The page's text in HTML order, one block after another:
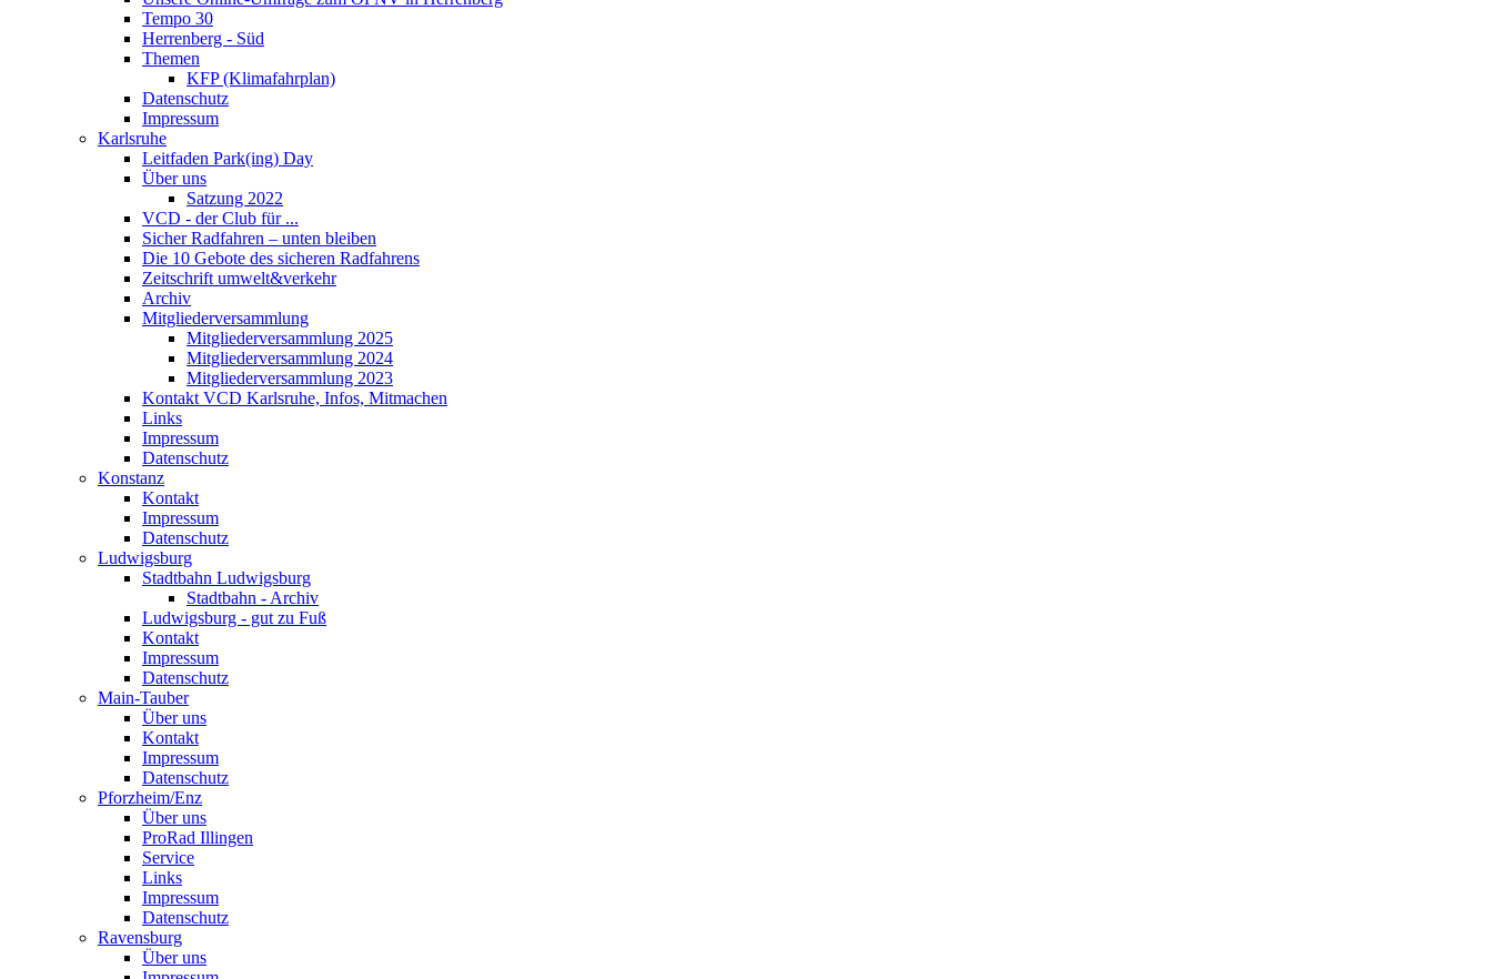
Tempo 30
Herrenberg - Süd
Themen
KFP (Klimafahrplan)
Datenschutz
Impressum
Karlsruhe
Leitfaden Park(ing) Day
Über uns
Satzung 2022
VCD - der Club für ...
Sicher Radfahren – unten bleiben
Die 10 Gebote des sicheren Radfahrens
Zeitschrift umwelt&verkehr
Archiv
Mitgliederversammlung
Mitgliederversammlung 2025
Mitgliederversammlung 2024
Mitgliederversammlung 2023
Kontakt VCD Karlsruhe, Infos, Mitmachen
Links
Impressum
Datenschutz
Konstanz
Kontakt
Impressum
Datenschutz
Ludwigsburg
Stadtbahn Ludwigsburg
Stadtbahn - Archiv
Ludwigsburg - gut zu Fuß
Kontakt
Impressum
Datenschutz
Main-Tauber
Über uns
Kontakt
Impressum
Datenschutz
Pforzheim/Enz
Über uns
ProRad Illingen
Service
Links
Impressum
Datenschutz
Ravensburg
Über uns